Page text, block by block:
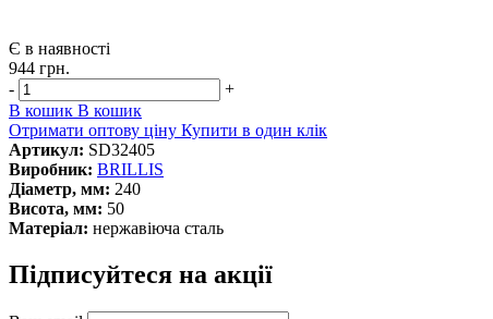
Є в наявності
944 грн.
-
+
В кошик В кошик
Отримати оптову ціну Купити в один клік
Артикул: SD32405
Виробник: BRILLIS
Діаметр, мм: 240
Висота, мм: 50
Матеріал: нержавіюча сталь
Підписуйтеся на акції